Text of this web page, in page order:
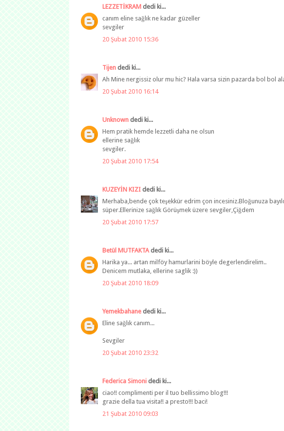
LEZZETİKRAM dedi ki...
canım eline sağlık ne kadar güzeller
sevgiler
20 Şubat 2010 15:36
Tijen dedi ki...
Ah Mine nergissiz olur mu hic? Hala varsa sizin pazarda bol bol
20 Şubat 2010 16:14
Unknown dedi ki...
Hem pratik hemde lezzetli daha ne olsun
ellerine sağlık
sevgiler.
20 Şubat 2010 17:54
KUZEYİN KIZI dedi ki...
Merhaba,bende çok teşekkür edrim çon incesiniz.Bloğunuza
süper.Ellerinize sağlık Görüşmek üzere sevgiler,Çiğdem
20 Şubat 2010 17:57
Betül MUTFAKTA dedi ki...
Harika ya... artan milföy hamurlarini böyle degerlendirelim..
Denicem mutlaka, ellerine saglik :))
20 Şubat 2010 18:09
Yemekbahane dedi ki...
Eline sağlık canım...
Sevgiler
20 Şubat 2010 23:32
Federica Simoni dedi ki...
ciao!! complimenti per il tuo bellissimo blog!!!
grazie della tua visita!! a presto!!! baci!
21 Şubat 2010 09:03